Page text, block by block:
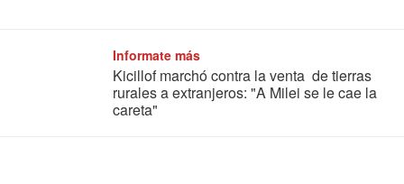
Informate más
Kicillof marchó contra la venta de tierras
rurales a extranjeros: "A Milei se le cae la
careta"